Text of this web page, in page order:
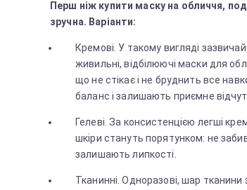
Перш ніж купити маску на обличчя,
зручна. Варіанти:
Кремові. У такому вигляді
живильні, відбілюючі маски для
що не стікає і не бруднить все
баланс і залишають приємне
Гелеві. За консистенцією легші
шкіри стануть порятунком: не
залишають липкості.
Тканинні. Одноразові, шар тканини